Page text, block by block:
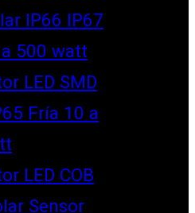
IP66 IP67
500 watt
LED SMD
Fría 10 a
LED COB
Sensor